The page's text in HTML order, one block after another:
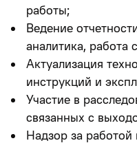
работы;
Ведение
аналитика, работа
Актуализация
инструкций и
Участие в
связанных с
Надзор за